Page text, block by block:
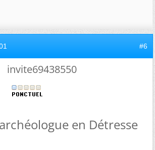
#6
invite69438550
en Détresse